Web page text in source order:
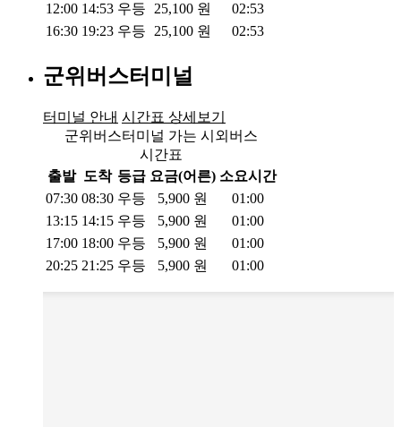
12:00 14:53 우등 25,100 원
02:53
16:30 19:23 우등 25,100 원 02:53
군위버스터미널
터미널 안내 시간표 상세보기
군위버스터미널 가는 시외버스
시간표
출발 도착 등급 요금(어른) 소요시간
07:30 08:30 우등 5,900 원
01:00
13:15 14:15 우등 5,900 원
01:00
17:00 18:00 우등 5,900 원
01:00
20:25 21:25 우등 5,900 원 01:00